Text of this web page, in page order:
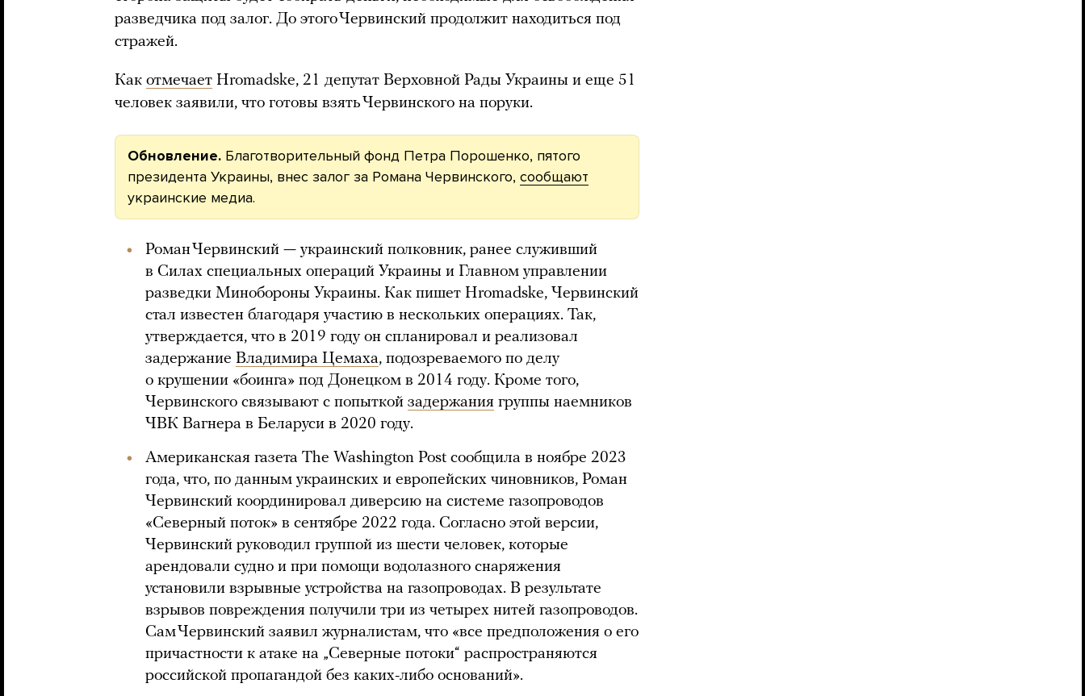
разведчика под залог. До этого Червинский продолжит находиться под
стражей.
Как отмечает Hromadske, 21 депутат Верховной Рады Украины и еще 51
человек заявили, что готовы взять Червинского на поруки.
Обновление. Благотворительный фонд Петра Порошенко, пятого
президента Украины, внес залог за Романа Червинского, сообщают
украинские медиа.
Роман Червинский — украинский полковник, ранее служивший
в Силах специальных операций Украины и Главном управлении
разведки Минобороны Украины. Как пишет Hromadske, Червинский
стал известен благодаря участию в нескольких операциях. Так,
утверждается, что в 2019 году он спланировал и реализовал
задержание Владимира Цемаха, подозреваемого по делу
о крушении «боинга» под Донецком в 2014 году. Кроме того,
Червинского связывают с попыткой задержания группы наемников
ЧВК Вагнера в Беларуси в 2020 году.
Американская газета The Washington Post сообщила в ноябре 2023
года, что, по данным украинских и европейских чиновников, Роман
Червинский координировал диверсию на системе газопроводов
«Северный поток» в сентябре 2022 года. Согласно этой версии,
Червинский руководил группой из шести человек, которые
арендовали судно и при помощи водолазного снаряжения
установили взрывные устройства на газопроводах. В результате
взрывов повреждения получили три из четырех нитей газопроводов.
Сам Червинский заявил журналистам, что «все предположения о его
причастности к атаке на „Северные потоки“ распространяются
российской пропагандой без каких-либо оснований».